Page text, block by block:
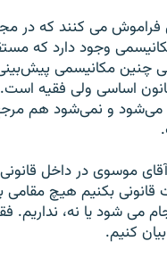
فراموش می ‌کنند که در
وجود دارد که
چنین مکانیسمی
اساسی ولی فقیه است.
و نمی‌شود هم
موسوی در داخل
قانونی بکنیم هیچ
می شود یا نه، نداریم.
کنیم.